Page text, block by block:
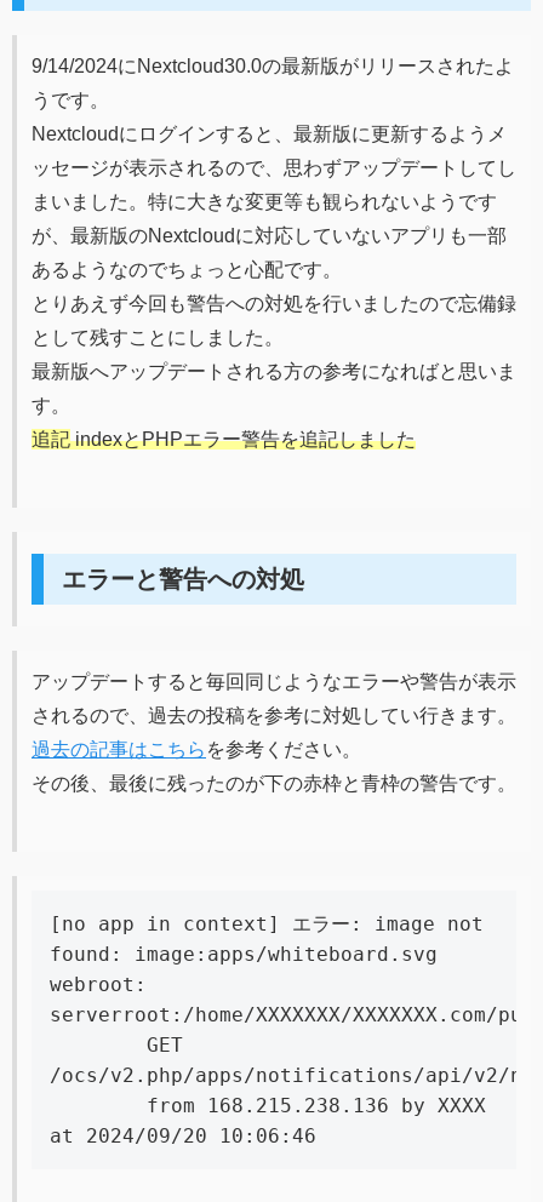
9/14/2024にNextcloud30.0の最新版がリリースされたよ
うです。
Nextcloudにログインすると、最新版に更新するようメ
ッセージが表示されるので、思わずアップデートしてし
まいました。特に大きな変更等も観られないようです
が、最新版のNextcloudに対応していないアプリも一部
あるようなのでちょっと心配です。
とりあえず今回も警告への対処を行いましたので忘備録
として残すことにしました。
最新版へアップデートされる方の参考になればと思いま
す。
追記indexとPHPエラー警告を追記しました
エラーと警告への対処
アップデートすると毎回同じようなエラーや警告が表示
されるので、過去の投稿を参考に対処してい行きます。
過去の記事はこちら を参考ください。
その後、最後に残ったのが下の赤枠と青枠の警告です。
[no app in context] エラー: image not
found: image:apps/whiteboard.svg
webroot:
serverroot:/home/XXXXXXX/XXXXXXX.com/
/ocs/v2.php/apps/notifications/api/v2/
at 2024/09/20 10:06:46